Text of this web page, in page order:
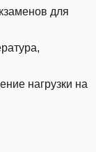
для
нагрузки на